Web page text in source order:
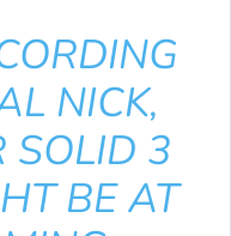
NICK,
SOLID 3
BE AT